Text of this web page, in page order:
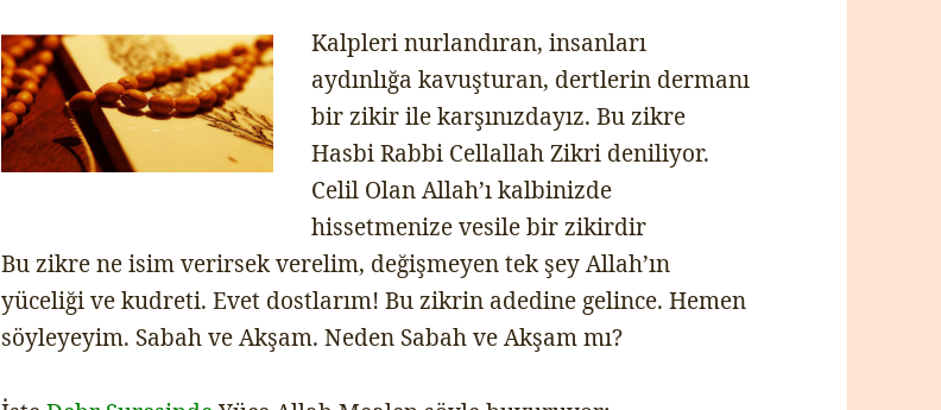
Kalpleri nurlandıran, insanları
aydınlığa kavuşturan, dertlerin dermanı
bir zikir ile karşınızdayız. Bu zikre
Hasbi Rabbi Cellallah Zikri deniliyor.
Celil Olan Allah’ı kalbinizde
hissetmenize vesile bir zikirdir
Bu zikre ne isim verirsek verelim, değişmeyen tek şey Allah’ın
yüceliği ve kudreti. Evet dostlarım! Bu zikrin adedine gelince. Hemen
söyleyeyim. Sabah ve Akşam. Neden Sabah ve Akşam mı?